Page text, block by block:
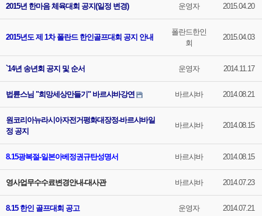
2015년 한마음 체육대회 공지(일정 변경) 운영자 2015.04.20
2015년도 제 1차 폴란드 한인골프대회 공지 안내
폴란드한인
회
2015.04.03
`14년 송년회 공지 및 순서 운영자 2014.11.17
법륜스님 "희망세상만들기" 바르샤바강연 바르샤바 2014.08.21
원코리아뉴라시아자전거평화대장정-바르샤바일
정 공지
바르샤바 2014.08.15
8.15광복절-일본아베정권규탄성명서 바르샤바 2014.08.15
영사업무수수료변경안내-대사관 바르샤바 2014.07.23
8.15 한인 골프대회 공고 운영자 2014.07.21